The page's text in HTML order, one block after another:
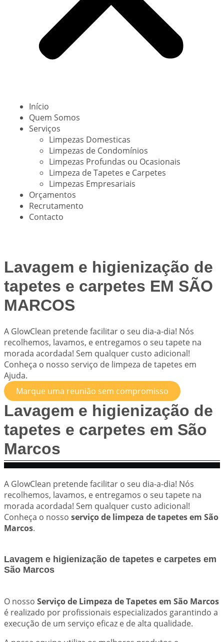
Início
Quem Somos
Serviços
Limpezas Domesticas
Limpezas de Condomínios
Limpezas Profundas ou Ocasionais
Limpeza de Tapetes e Carpetes
Limpezas Empresariais
Orçamentos
Recrutamento
Contacto
Lavagem e higienização de
tapetes e carpetes EM SÃO
MARCOS
A GlowClean pretende facilitar o seu dia-a-dia! Nós
recolhemos, lavamos, e entregamos o seu tapete na
morada acordada! Sem qualquer custo adicional!
Conheça o nosso serviço de limpeza de tapetes em
Ajuda.
Marque uma reunião sem compromisso
Lavagem e higienização de
tapetes e carpetes em São
Marcos
A GlowClean pretende facilitar o seu dia-a-dia! Nós
recolhemos, lavamos, e entregamos o seu tapete na
morada acordada! Sem qualquer custo adicional!
Conheça o nosso serviço de limpeza de tapetes em São
Marcos.
Lavagem e higienização de tapetes e carpetes em
São Marcos
O nosso Serviço de Limpeza de Tapetes em São Marcos
é realizado por profissionais especializados garantindo a
execução de um serviço eficaz e de alta qualidade.